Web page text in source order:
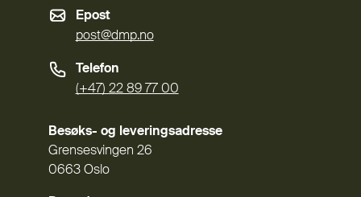
Epost
post@dmp.no
Telefon
(+47) 22 89 77 00
Besøks- og leveringsadresse
Grensesvingen 26
0663 Oslo